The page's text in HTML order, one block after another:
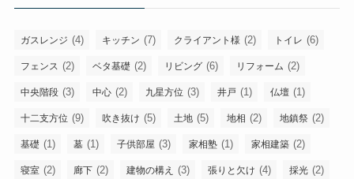
ガスレンジ (4) キッチン (7) クライアント様 (2) トイレ (6)
フェンス (2) ベタ基礎 (2) リビング (6) リフォーム (2)
中央階段 (3) 中心 (2) 九星方位 (3) 井戸 (1) 仏壇 (1)
十二支方位 (9) 吹き抜け (5) 土地 (5) 地相 (2) 地鎮祭 (2)
基礎 (1) 墓 (1) 子供部屋 (3) 家相塾 (1) 家相建築 (2)
寝室 (2) 廊下 (2) 建物の構え (3) 張りと欠け (4) 採光 (2)